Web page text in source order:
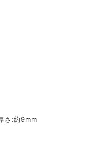
さ:約9mm